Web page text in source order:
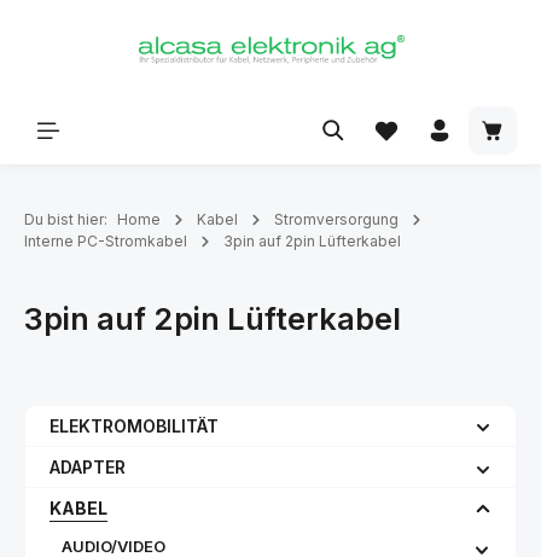
Du bist hier: Home Kabel
Stromversorgung
Interne PC-Stromkabel
3pin auf 2pin Lüfterkabel
3pin auf 2pin Lüfterkabel
ELEKTROMOBILITÄT
ADAPTER
KABEL
AUDIO/VIDEO